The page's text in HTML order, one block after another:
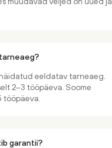
eeldatav tarneaeg.
2–3 tööpäeva. Soome
tööpäeva.
garantii?